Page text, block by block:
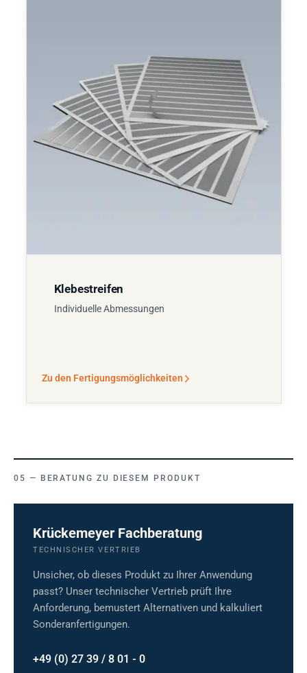
Klebestreifen
Individuelle Abmessungen
Zu den Fertigungsmöglichkeiten
BERATUNG ZU DIESEM PRODUKT
Krückemeyer Fachberatung
TECHNISCHER VERTRIEB
Unsicher, ob dieses Produkt zu Ihrer Anwendung
passt? Unser technischer Vertrieb prüft Ihre
Anforderung, bemustert Alternativen und kalkuliert
Sonderanfertigungen.
+49 (0) 27 39 / 8 01 - 0